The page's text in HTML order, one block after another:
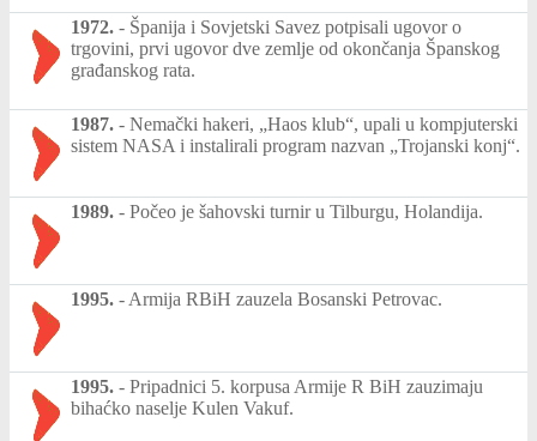
1972. - Španija i Sovjetski Savez potpisali ugovor o
trgovini, prvi ugovor dve zemlje od okončanja Španskog
građanskog rata.
1987. - Nemački hakeri, „Haos klub“, upali u kompjuterski
sistem NASA i instalirali program nazvan „Trojanski konj“.
1989. - Počeo je šahovski turnir u Tilburgu, Holandija.
1995. - Armija RBiH zauzela Bosanski Petrovac.
1995. - Pripadnici 5. korpusa Armije R BiH zauzimaju
bihaćko naselje Kulen Vakuf.